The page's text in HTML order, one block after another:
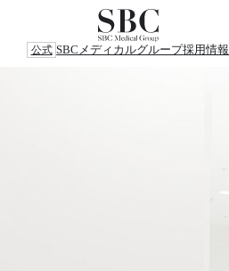
公式 SBCメディカルグループ採用情報